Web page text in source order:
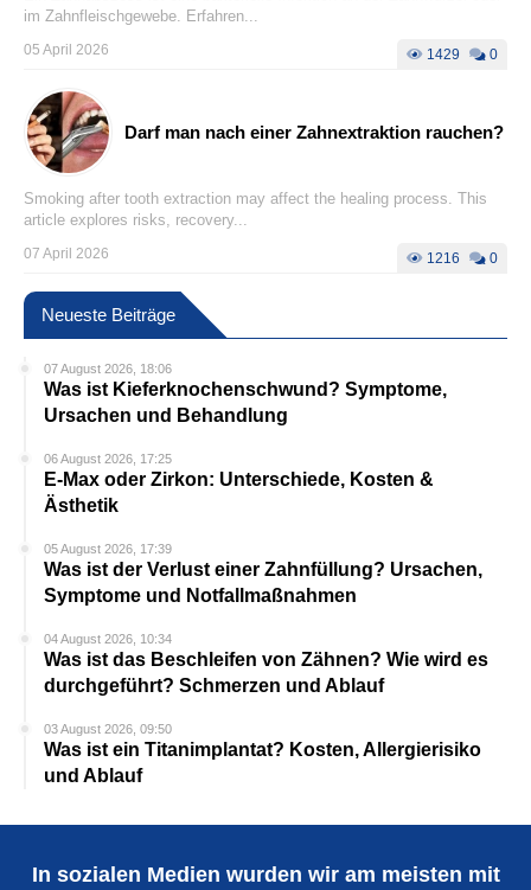
im Zahnfleischgewebe. Erfahren...
05 April 2026 1429 0
Darf man nach einer Zahnextraktion rauchen?
Smoking after tooth extraction may affect the healing process. This
article explores risks, recovery...
07 April 2026 1216 0
Neueste Beiträge
07 August 2026, 18:06
Was ist Kieferknochenschwund? Symptome,
Ursachen und Behandlung
06 August 2026, 17:25
E-Max oder Zirkon: Unterschiede, Kosten &
Ästhetik
05 August 2026, 17:39
Was ist der Verlust einer Zahnfüllung? Ursachen,
Symptome und Notfallmaßnahmen
04 August 2026, 10:34
Was ist das Beschleifen von Zähnen? Wie wird es
durchgeführt? Schmerzen und Ablauf
03 August 2026, 09:50
Was ist ein Titanimplantat? Kosten, Allergierisiko
und Ablauf
In sozialen Medien wurden wir am meisten mit